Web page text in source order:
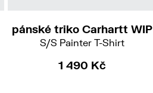
pánské triko Carhartt WIP
S/S Painter T-Shirt
1 490 Kč